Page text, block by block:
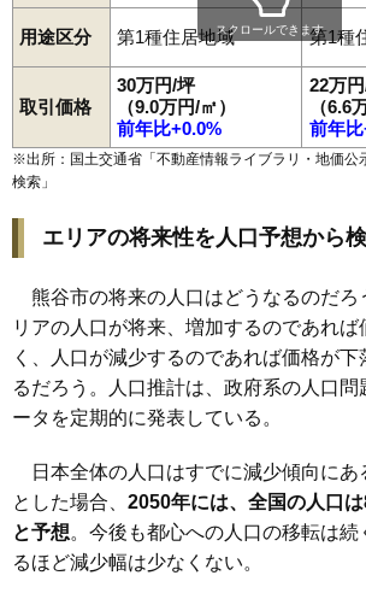
97 上根 2.7万円
98 飯塚
高本
100 弁財
101 妻沼台 2.5万円
102
小泉 2.4万円
105 箕輪 2.3万円
106 板井 2.2万円
107 小八林 2.0万円
108 津田新田 1.6万円
109 下増田 1.6万円
110 中恩田 1.6万円
111 葛和田 1.6万円
112 西野 1.5万円
113 津田 1.4万円
用途区分 第1種住居地域 第1種
取引価格
30万円/坪
（9.0万円/㎡）
前年比+0.0%
22万
（6.6
前年
スクロールできます
※出所：国土交通省「不動産情報ライブラリ・地価公
検索 」
エリアの将来性を人口予想から
熊谷市の将来の人口はどうなるのだろ
リアの人口が将来、増加するのであれば
く、人口が減少するのであれば価格が下
るだろう。人口推計は、政府系の人口
ータを定期的に発表している。
日本全体の人口はすでに減少傾向にあ
とした場合、 2050年には、全国の人口
と予想。今後も都心への人口の移転は続
るほど減少幅は少なくない。